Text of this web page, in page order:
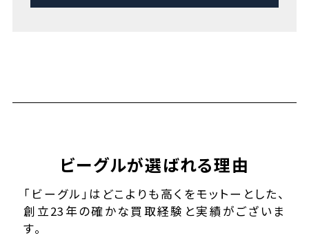
ビーグルが選ばれる理由
「ビーグル」はどこよりも高くをモットーとした、
創立23年の確かな買取経験と実績がございま
す。